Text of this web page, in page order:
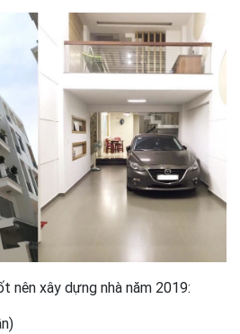
nên xây dựng nhà năm 2019: